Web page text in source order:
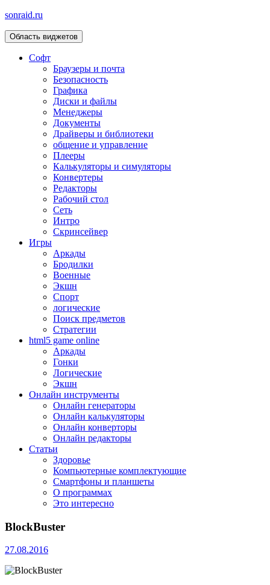
sonraid.ru
Скачивай программы, мини игры
Область виджетов
Софт
Браузеры и почта
Безопасность
Графика
Диски и файлы
Менеджеры
Документы
Драйверы и библиотеки
общение и управление
Плееры
Калькуляторы и симуляторы
Конвертеры
Редакторы
Рабочий стол
Сеть
Интро
Скринсейвер
Игры
Аркады
Бродилки
Военные
Экшн
Спорт
логические
Поиск предметов
Стратегии
html5 game online
Аркады
Гонки
Логические
Экшн
Онлайн инструменты
Онлайн генераторы
Онлайн калькуляторы
Онлайн конверторы
Онлайн редакторы
Статьи
Здоровье
Компьютерные комплектующие
Смартфоны и планшеты
О программах
Это интересно
BlockBuster
27.08.2016